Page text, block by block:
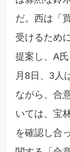
だ。西は「
受けるため
提案し、A
月8日、3人
ながら、合
いては、宝
を確認し合